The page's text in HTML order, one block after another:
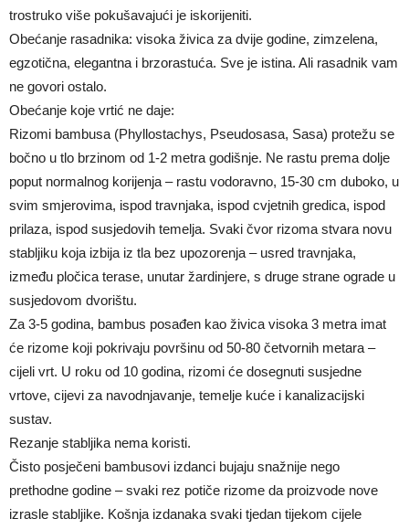
trostruko više pokušavajući je iskorijeniti.
Obećanje rasadnika: visoka živica za dvije godine, zimzelena,
egzotična, elegantna i brzorastuća. Sve je istina. Ali rasadnik vam
ne govori ostalo.
Obećanje koje vrtić ne daje:
Rizomi bambusa (Phyllostachys, Pseudosasa, Sasa) protežu se
bočno u tlo brzinom od 1-2 metra godišnje. Ne rastu prema dolje
poput normalnog korijenja – rastu vodoravno, 15-30 cm duboko, u
svim smjerovima, ispod travnjaka, ispod cvjetnih gredica, ispod
prilaza, ispod susjedovih temelja. Svaki čvor rizoma stvara novu
stabljiku koja izbija iz tla bez upozorenja – usred travnjaka,
između pločica terase, unutar žardinjere, s druge strane ograde u
susjedovom dvorištu.
Za 3-5 godina, bambus posađen kao živica visoka 3 metra imat
će rizome koji pokrivaju površinu od 50-80 četvornih metara –
cijeli vrt. U roku od 10 godina, rizomi će dosegnuti susjedne
vrtove, cijevi za navodnjavanje, temelje kuće i kanalizacijski
sustav.
Rezanje stabljika nema koristi.
Čisto posječeni bambusovi izdanci bujaju snažnije nego
prethodne godine – svaki rez potiče rizome da proizvode nove
izrasle stabljike. Košnja izdanaka svaki tjedan tijekom cijele